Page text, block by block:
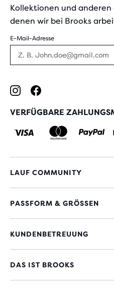
Kollektionen und
denen wir bei Brooks
E-Mail-Adresse
VERFÜGBARE
LAUF COMMUNITY
PASSFORM & GRÖSSEN
KUNDENBETREUUNG
DAS IST BROOKS